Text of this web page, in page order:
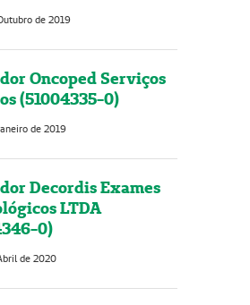
de 2019
Oncoped Serviços
(51004335-0)
de 2019
Decordis Exames
LTDA
0)
de 2020